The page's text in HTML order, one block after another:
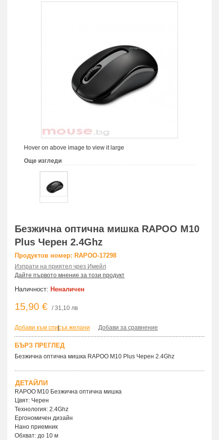
Hover on above image to view it large
Още изгледи
Безжична оптична мишка RAPOO M10
Plus Черен 2.4Ghz
Продуктов номер: RAPOO-17298
Изпрати на приятел чрез Имейл
Дайте първото мнение за този продукт
Наличност: Неналичен
15,90 € / 31,10 лв
Добави към списък желани
| Добави за сравнение
БЪРЗ ПРЕГЛЕД
Безжична оптична мишка RAPOO M10 Plus Черен 2.4Ghz
ДЕТАЙЛИ
RAPOO M10 Безжична оптична мишка
Цвят: Черен
Технология: 2.4Ghz
Ергономичен дизайн
Нано приемник
Обхват: до 10 м